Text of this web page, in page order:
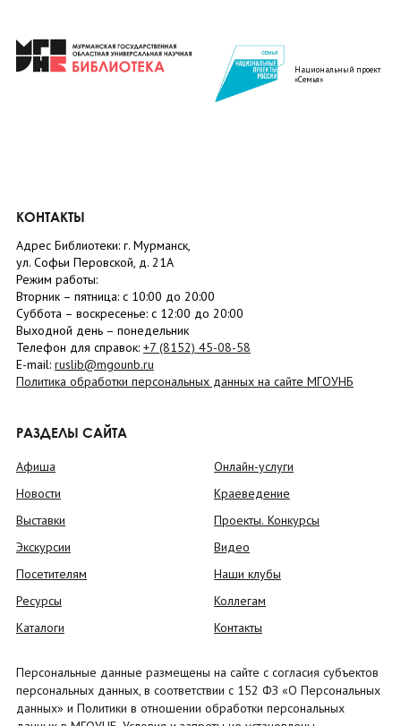
Национальный проект
«Семья»
КОНТАКТЫ
Адрес Библиотеки: г. Мурманск,
ул. Софьи Перовской, д. 21А
Режим работы:
Вторник – пятница: с 10:00 до 20:00
Суббота – воскресенье: c 12:00 до 20:00
Выходной день – понедельник
Телефон для справок: +7 (8152) 45-08-58
E-mail: ruslib@mgounb.ru
Политика обработки персональных данных на сайте МГОУНБ
РАЗДЕЛЫ САЙТА
Афиша
Новости
Выставки
Экскурсии
Посетителям
Ресурсы
Каталоги
Онлайн-услуги
Краеведение
Проекты. Конкурсы
Видео
Наши клубы
Коллегам
Контакты
Персональные данные размещены на сайте с согласия субъектов
персональных данных, в соответствии с 152 ФЗ «О Персональных
данных» и Политики в отношении обработки персональных